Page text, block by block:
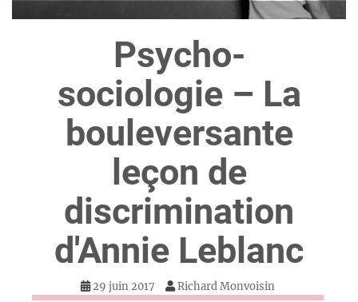
Psycho-
sociologie – La
bouleversante
leçon de
discrimination
d'Annie Leblanc
29 juin 2017 Richard Monvoisin